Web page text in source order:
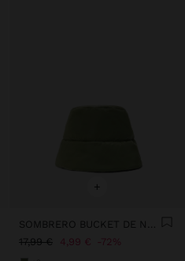
+
17,99 €
4,99 € 72%